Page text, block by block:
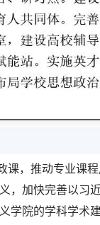
课，推动专业课
，加快完善以习
学院的学科学术